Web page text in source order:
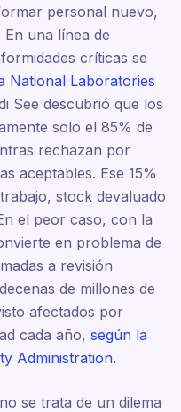
personal nuevo,
una línea de
críticas se
National Laboratories
See descubrió que los
solo el 85% de
rechazan por
aceptables. Ese 15%
stock devaluado
el peor caso, con la
en problema de
a revisión
de millones de
afectados por
cada año, según la
Administration.
se trata de un dilema